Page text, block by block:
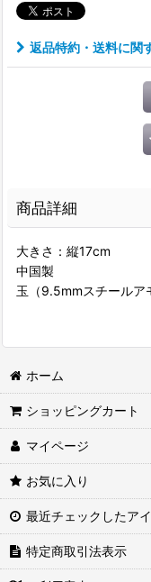
返品特約・送料に関
商品詳細
大きさ：縦17cm
中国製
玉（9.5mmスチールア
ホーム
ショッピングカート
マイページ
お気に入り
最近チェックしたア
特定商取引法表示